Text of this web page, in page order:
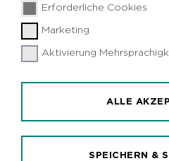
Erforderliche Cookies
Marketing
Aktivierung
ALLE
SPEICHERN &
Jahreszeit
– die längste Nacht
14:00 - 16:00 Uhr